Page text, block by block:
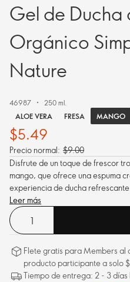
Gel de
Orgánico
Nature
46987
250 ml.
ALOE VERA
FRESA MANGO
$5.49
Precio normal: $9.00
Disfrute de un toque de frescor
mango, que ofrece una espuma
experiencia de ducha
Leer más
Flete gratis para Members al
producto participante a solo
Tiempo de entrega: 2 - 3